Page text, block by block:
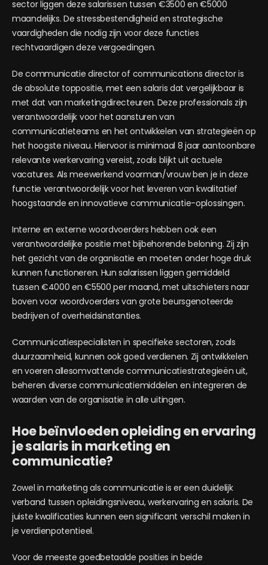
sector liggen deze salarissen tussen €3500 en €5000
maandelijks. De stressbestendigheid en strategische
vaardigheden die nodig zijn voor deze functies
rechtvaardigen deze vergoedingen.
De communicatie director of communications director is
de absolute toppositie, met een salaris dat vergelijkbaar is
met dat van marketingdirecteuren. Deze professionals zijn
verantwoordelijk voor het aansturen van
communicatieteams en het ontwikkelen van strategieën op
het hoogste niveau. Hiervoor is minimaal 8 jaar aantoonbare
relevante werkervaring vereist, zoals blijkt uit actuele
vacatures. Als meewerkend voorman/vrouw ben je in deze
functie verantwoordelijk voor het leveren van kwalitatief
hoogstaande en innovatieve communicatie-oplossingen.
Interne en externe woordvoerders hebben ook een
verantwoordelijke positie met bijbehorende beloning. Zij zijn
het gezicht van de organisatie en moeten onder hoge druk
kunnen functioneren. Hun salarissen liggen gemiddeld
tussen €4000 en €5500 per maand, met uitschieters naar
boven voor woordvoerders van grote beursgenoteerde
bedrijven of overheidsinstanties.
Communicatiespecialisten in specifieke sectoren, zoals
duurzaamheid, kunnen ook goed verdienen. Zij ontwikkelen
en voeren allesomvattende communicatiestrategieën uit,
beheren diverse communicatiemiddelen en integreren de
waarden van de organisatie in alle uitingen.
Hoe beïnvloeden opleiding en ervaring
je salaris in marketing en
communicatie?
Zowel in marketing als communicatie is er een duidelijk
verband tussen opleidingsniveau, werkervaring en salaris. De
juiste kwalificaties kunnen een significant verschil maken in
je verdienpotentieel.
Voor de meeste goedbetaalde posities in beide